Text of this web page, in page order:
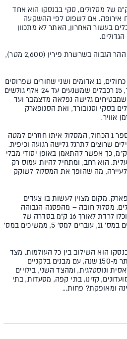
יותר מ-70 ק״מ של מסלולים, סקי בבנסקו הוא אחד
אירופה. אם לשפוט לפי ההשקעה
בעשור האחרון, האתר לא מתכוון
תודות למיקום מושלם למרגלות ההר הגבוה בשרשרת פירין (2,600 מטר),
המרחב מבטיח: שישה מסלולים כחולים, 11 אדומים ושני שחורים שפרוסים
בגבהים שבין 927 ל-2,600 מטר, 15 רכבלים שמשנעים עד 24 אלף גולשים
תותחי שלג שמבטיחים גלישה נפלאה מדצמבר ועד
בסקי וסנובורד, ואת הסנופארק
אוויר.
מסלול מספר 1 הכחול, המסלול איתו חוזרים למטה
שרוצים לתרגל גלישה רגועה וכיפית.
כך אפשר להתאמן באופן יסודי מבלי
הוא רחב, ומתחיל להיות עמוס רק
מה שהופך את המסלול לשוקק
מקום מצוין לעשות בו צעדים
מסלול חובה – מהפסגה הגבוהה
ביותר באתר בגובה 2,600 מ' תוכלו לרדת לאורך 16 ק"מ בסדרה של
מסלולים כחולים ונוחים. מתחילים במס' 11, עוברים למס' 5, ממשיכים במס'
הוא השילוב בין כל העולמות. מצד
אחד עיירה עם מרכז עתיק בן יותר מ-150 שנה, עם מבנים בלקניים
ונוסטלגית, ומהצד השני, בילויים
קזינו, בתי קפה, מסעדות, בתי
ומאופקת? פחות...